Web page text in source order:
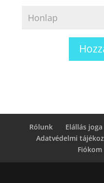
Rólunk Elállás joga
Adatvédelmi
Fiókom